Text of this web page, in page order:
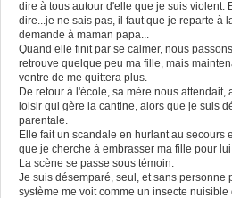
dire à tous autour d'elle que je suis violent.
dire...je ne sais pas, il faut que je reparte à
demande à maman papa...
Quand elle finit par se calmer, nous
retrouve quelque peu ma fille, mais
ventre de me quittera plus.
De retour à l'école, sa mère nous
loisir qui gère la cantine, alors que je suis
parentale.
Elle fait un scandale en hurlant au secours
que je cherche à embrasser ma fille pour lui
La scène se passe sous témoin.
Je suis désemparé, seul, et sans personne
système me voit comme un insecte nuisible